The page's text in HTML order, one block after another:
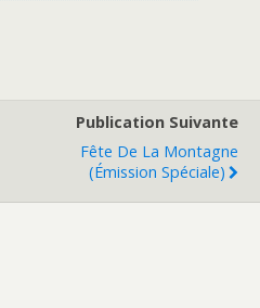
Publication Suivante
Fête De La Montagne
(émission Spéciale)